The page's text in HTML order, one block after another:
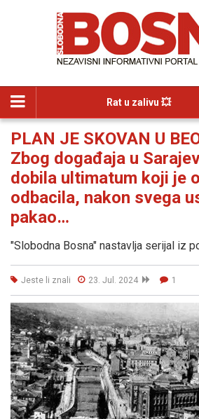
Rat u zalivu 💥
PLAN JE SKOVAN U
Zbog događaja u
dobila ultimatum koji je
odbacila, nakon svega
pakao…
"Slobodna Bosna" nastavlja serijal iz
Jeste li znali 23. Jul. 2024 1